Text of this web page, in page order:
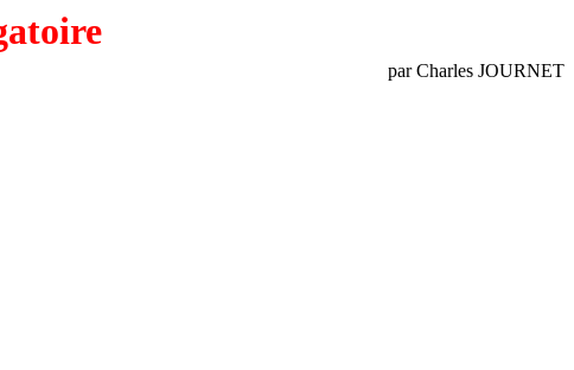
parCharles JOURNET